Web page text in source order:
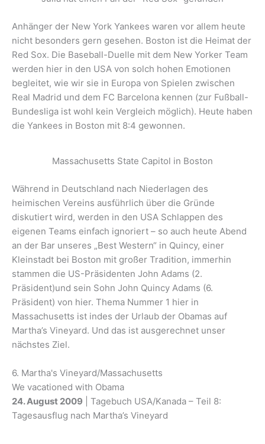
Anhänger der New York Yankees waren vor allem heute
nicht besonders gern gesehen. Boston ist die Heimat der
Red Sox. Die Baseball-Duelle mit dem New Yorker Team
werden hier in den USA von solch hohen Emotionen
begleitet, wie wir sie in Europa von Spielen zwischen
Real Madrid und dem FC Barcelona kennen (zur Fußball-
Bundesliga ist wohl kein Vergleich möglich). Heute haben
die Yankees in Boston mit 8:4 gewonnen.
Massachusetts State Capitol in Boston
Während in Deutschland nach Niederlagen des
heimischen Vereins ausführlich über die Gründe
diskutiert wird, werden in den USA Schlappen des
eigenen Teams einfach ignoriert – so auch heute Abend
an der Bar unseres „Best Western“ in Quincy, einer
Kleinstadt bei Boston mit großer Tradition, immerhin
stammen die US-Präsidenten John Adams (2.
Präsident)und sein Sohn John Quincy Adams (6.
Präsident) von hier. Thema Nummer 1 hier in
Massachusetts ist indes der Urlaub der Obamas auf
Martha’s Vineyard. Und das ist ausgerechnet unser
nächstes Ziel.
6. Martha's Vineyard/Massachusetts
We vacationed with Obama
24. August 2009 | Tagebuch USA/Kanada – Teil 8:
Tagesausflug nach Martha’s Vineyard